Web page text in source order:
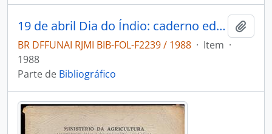
19 de abril Dia do Índio: caderno educativo sugestões de atividades.
BR DFFUNAI RJMI BIB-FOL-F2239 / 1988 · Item ·
1988
Parte de Bibliográfico